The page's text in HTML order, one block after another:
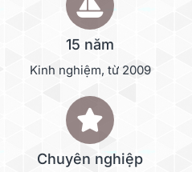
15 năm
Kinh nghiệm, từ 2009
Chuyên nghiệp